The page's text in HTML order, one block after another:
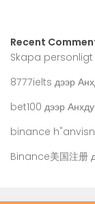
Recent
Skapa
8777ielts дээр
bet100 дээр
binance
Binance美国注册